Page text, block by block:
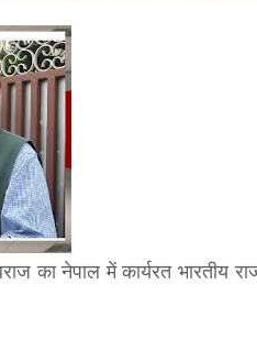
का नेपाल में कार्यरत भारतीय